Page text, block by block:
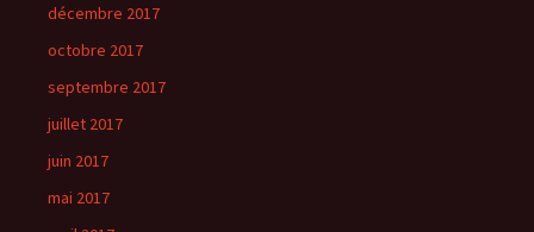
décembre 2017
octobre 2017
septembre 2017
juillet 2017
juin 2017
mai 2017